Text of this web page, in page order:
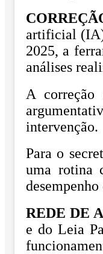
artificial (IA)
2025, a
análises
A correção
intervenção.
Para o
uma rotina
REDE DE
e do Leia